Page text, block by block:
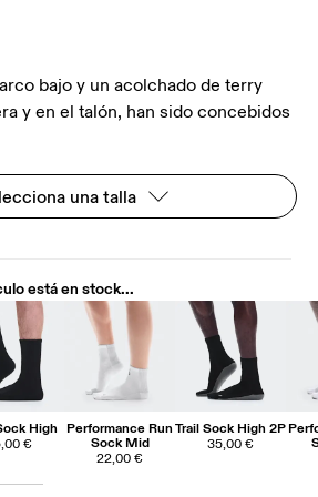
bajo y un acolchado de terry
y en el talón, han sido concebidos
una talla
está en stock...
High
€
Performance Run
Sock Mid
22,00 €
Trail Sock High 2P
35,00 €